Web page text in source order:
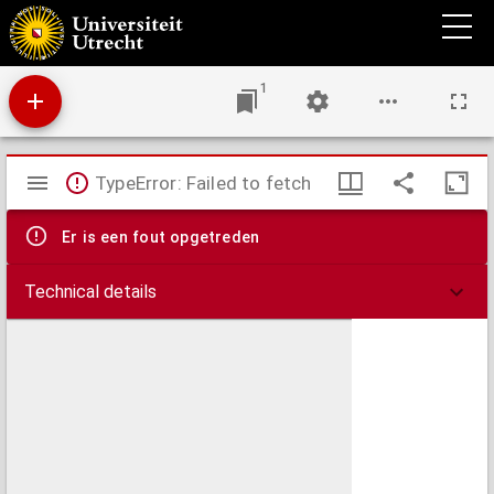
Keure opt verhuyren ende ghebruycken van de ordinariis vuylnisse schepen, in plaetse
vande afgekeurde vuylnis-putten : afgelezen binnen dezer stadt Leyden den xiiijen
Aprilis 1600.
1
Mirador
viewer
TypeError: Failed to fetch
Er is een fout opgetreden
Technical details